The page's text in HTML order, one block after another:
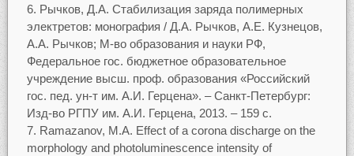
Рычков, Д.А. Стабилизация заряда полимерных
электретов: монография / Д.А. Рычков, А.Е. Кузнецов,
А.А. Рычков; М-во образования и науки РФ,
Федеральное гос. бюджетное образовательное
учреждение высш. проф. образования «Российский
гос. пед. ун-т им. А.И. Герцена». ‒ Санкт-Петербург:
Изд-во РГПУ им. А.И. Герцена, 2013. ‒ 159 с.
Ramazanov, M.A. Effect of a corona discharge on the
morphology and photoluminescence intensity of